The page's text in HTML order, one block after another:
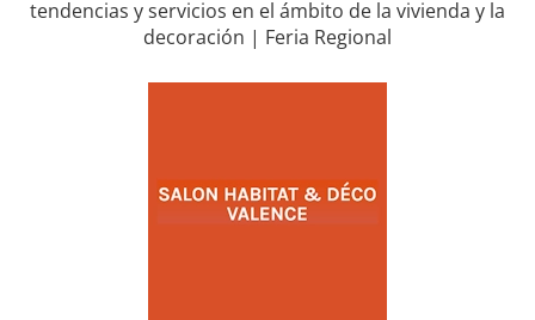
tendencias y servicios en el ámbito de la vivienda y la
decoración | Feria Regional